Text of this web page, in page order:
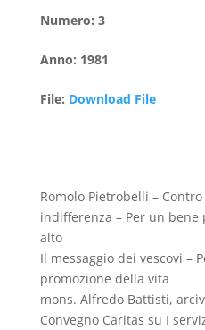
Numero: 3
Anno: 1981
File: Download File
Romolo Pietrobelli –
indifferenza – Per un
alto
Il messaggio dei vescovi –
promozione della vita
mons. Alfredo Battisti,
Convegno Caritas su I